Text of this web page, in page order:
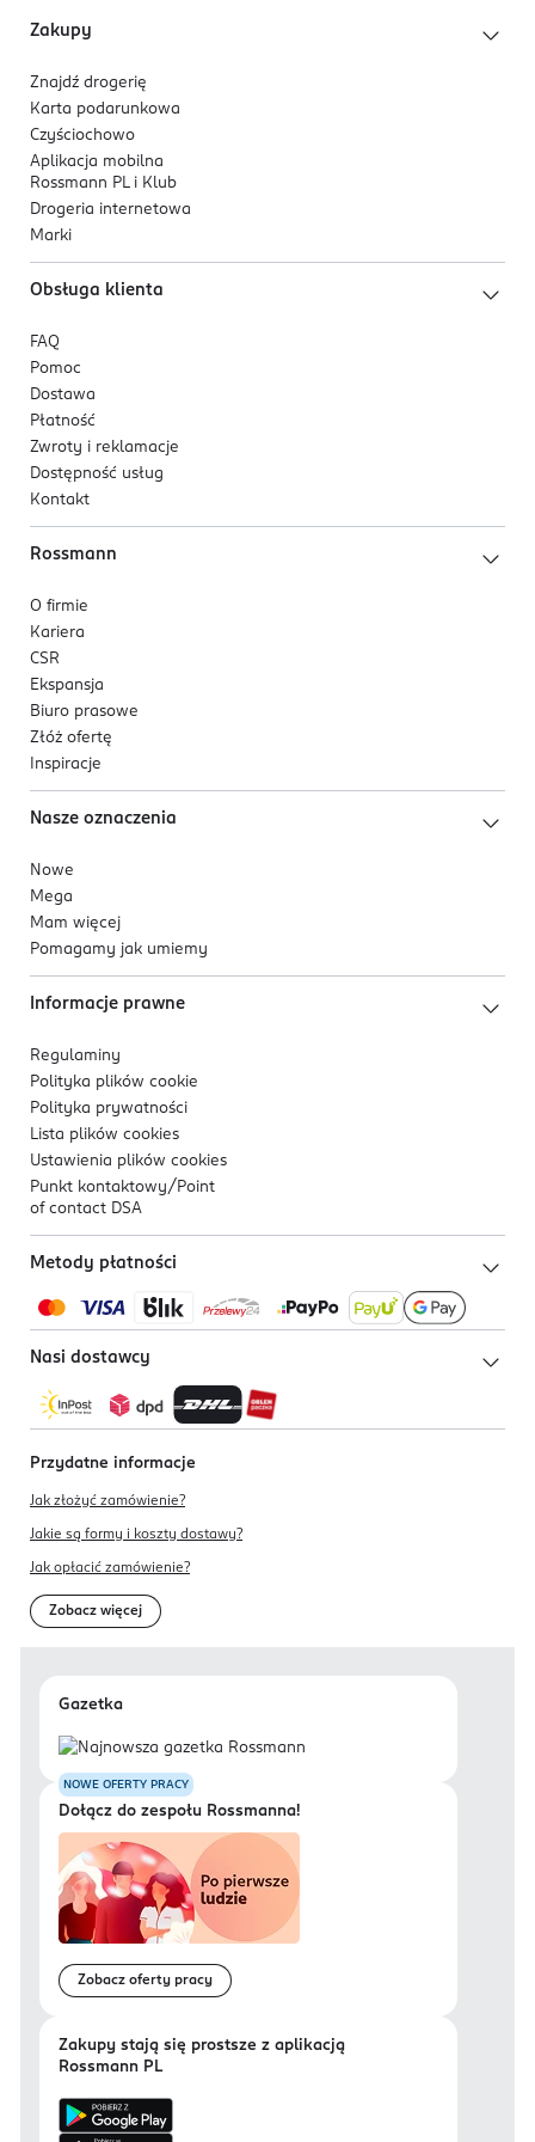
Zakupy
Znajdź drogerię
Karta podarunkowa
Czyściochowo
Aplikacja mobilna
Rossmann PL i Klub
Drogeria internetowa
Marki
Obsługa klienta
FAQ
Pomoc
Dostawa
Płatność
Zwroty i reklamacje
Dostępność usług
Kontakt
Rossmann
O firmie
Kariera
CSR
Ekspansja
Biuro prasowe
Złóż ofertę
Inspiracje
Nasze oznaczenia
Nowe
Mega
Mam więcej
Pomagamy jak umiemy
Informacje prawne
Regulaminy
Polityka plików cookie
Polityka prywatności
Lista plików cookies
Ustawienia plików cookies
Punkt kontaktowy/ Point
of contact DSA
Metody płatności
Nasi dostawcy
Przydatne informacje
Jak złożyć zamówienie?
Jakie są formy i koszty dostawy?
Jak opłacić zamówienie?
Zobacz więcej
Gazetka
NOWE OFERTY PRACY
Dołącz do zespołu Rossmanna!
Zobacz oferty pracy
Zakupy stają się prostsze z aplikacją
Rossmann PL